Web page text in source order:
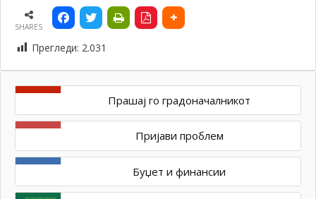
SHARES
Прегледи: 2.031
Прашај го градоначалникот
Пријави проблем
Буџет и финансии